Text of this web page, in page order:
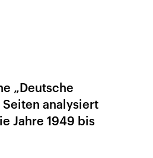
„Deutsche
analysiert
Jahre 1949 bis